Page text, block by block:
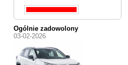
Ogólnie zadowolony
03-02-2026